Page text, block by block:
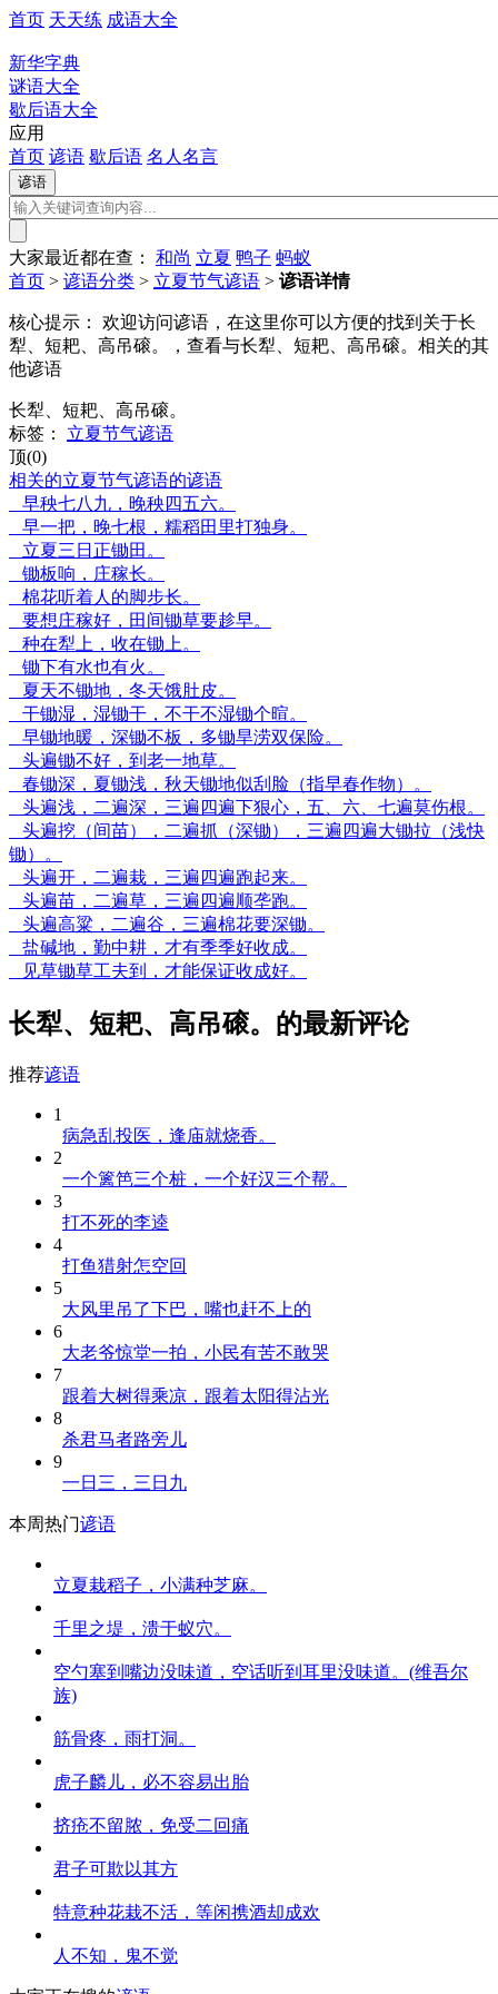
首页 天天练 成语大全
新华字典
谜语大全
歇后语大全
应用
首页 谚语 歇后语 名人名言
大家最近都在查： 和尚 立夏 鸭子 蚂蚁
首页 > 谚语分类 > 立夏节气谚语 > 谚语详情
核心提示：
欢迎访问谚语，在这里你可以方便的找到关于长
犁、短耙、高吊磙。，查看与长犁、短耙、高吊磙。相关的其
他谚语
长犁、短耙、高吊磙。
标签：
立夏节气谚语
顶(0)
相关的立夏节气谚语的谚语
早秧七八九，晚秧四五六。
早一把，晚七根，糯稻田里打独身。
立夏三日正锄田。
锄板响，庄稼长。
棉花听着人的脚步长。
要想庄稼好，田间锄草要趁早。
种在犁上，收在锄上。
锄下有水也有火。
夏天不锄地，冬天饿肚皮。
干锄湿，湿锄干，不干不湿锄个暄。
早锄地暖，深锄不板，多锄旱涝双保险。
头遍锄不好，到老一地草。
春锄深，夏锄浅，秋天锄地似刮脸（指早春作物）。
头遍浅，二遍深，三遍四遍下狠心，五、六、七遍莫伤根。
头遍挖（间苗），二遍抓（深锄），三遍四遍大锄拉（浅快
锄）。
头遍开，二遍栽，三遍四遍跑起来。
头遍苗，二遍草，三遍四遍顺垄跑。
头遍高粱，二遍谷，三遍棉花要深锄。
盐碱地，勤中耕，才有季季好收成。
见草锄草工夫到，才能保证收成好。
长犁、短耙、高吊磙。的最新评论
推荐谚语
1
病急乱投医，逢庙就烧香。
2
一个篱笆三个桩，一个好汉三个帮。
3
打不死的李逵
4
打鱼猎射怎空回
5
大风里吊了下巴，嘴也赶不上的
6
大老爷惊堂一拍，小民有苦不敢哭
7
跟着大树得乘凉，跟着太阳得沾光
8
杀君马者路旁儿
9
一日三，三日九
本周热门谚语
立夏栽稻子，小满种芝麻。
千里之堤，溃于蚁穴。
空勺塞到嘴边没味道，空话听到耳里没味道。(维吾尔
族)
筋骨疼，雨打洞。
虎子麟儿，必不容易出胎
挤疮不留脓，免受二回痛
君子可欺以其方
特意种花栽不活，等闲携酒却成欢
人不知，鬼不觉